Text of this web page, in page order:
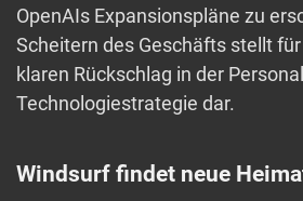
OpenAIs Expansionspläne zu
Scheitern des Geschäfts stellt
klaren Rückschlag in der
Technologiestrategie dar.
Windsurf findet neue